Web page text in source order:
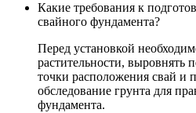
Какие требования к
свайного фундамента?
Перед установкой
растительности, выровнять
точки расположения свай и
обследование грунта для
фундамента.